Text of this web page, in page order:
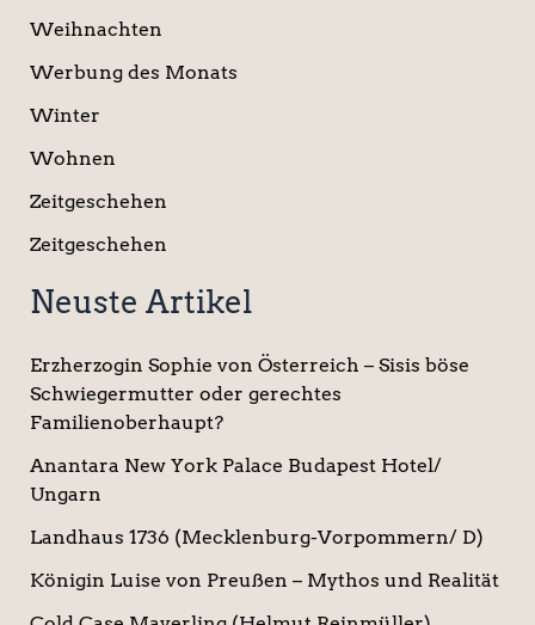
Weihnachten
Werbung des Monats
Winter
Wohnen
Zeitgeschehen
Zeitgeschehen
Neuste Artikel
Erzherzogin Sophie von Österreich – Sisis böse
Schwiegermutter oder gerechtes
Familienoberhaupt?
Anantara New York Palace Budapest Hotel/
Ungarn
Landhaus 1736 (Mecklenburg-Vorpommern/ D)
Königin Luise von Preußen – Mythos und Realität